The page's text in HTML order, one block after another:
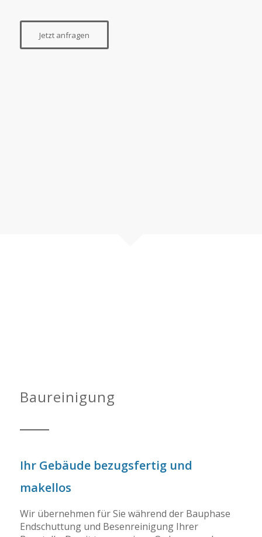
Jetzt anfragen
Baureinigung
Ihr Gebäude bezugsfertig und
makellos
Wir übernehmen für Sie während der Bauphase
Endschuttung und Besenreinigung Ihrer